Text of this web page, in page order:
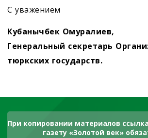
С уважением
Кубанычбек Омуралиев,
Генеральный секретарь
тюркских государств.
При копировании материалов
газету «Золотой век»